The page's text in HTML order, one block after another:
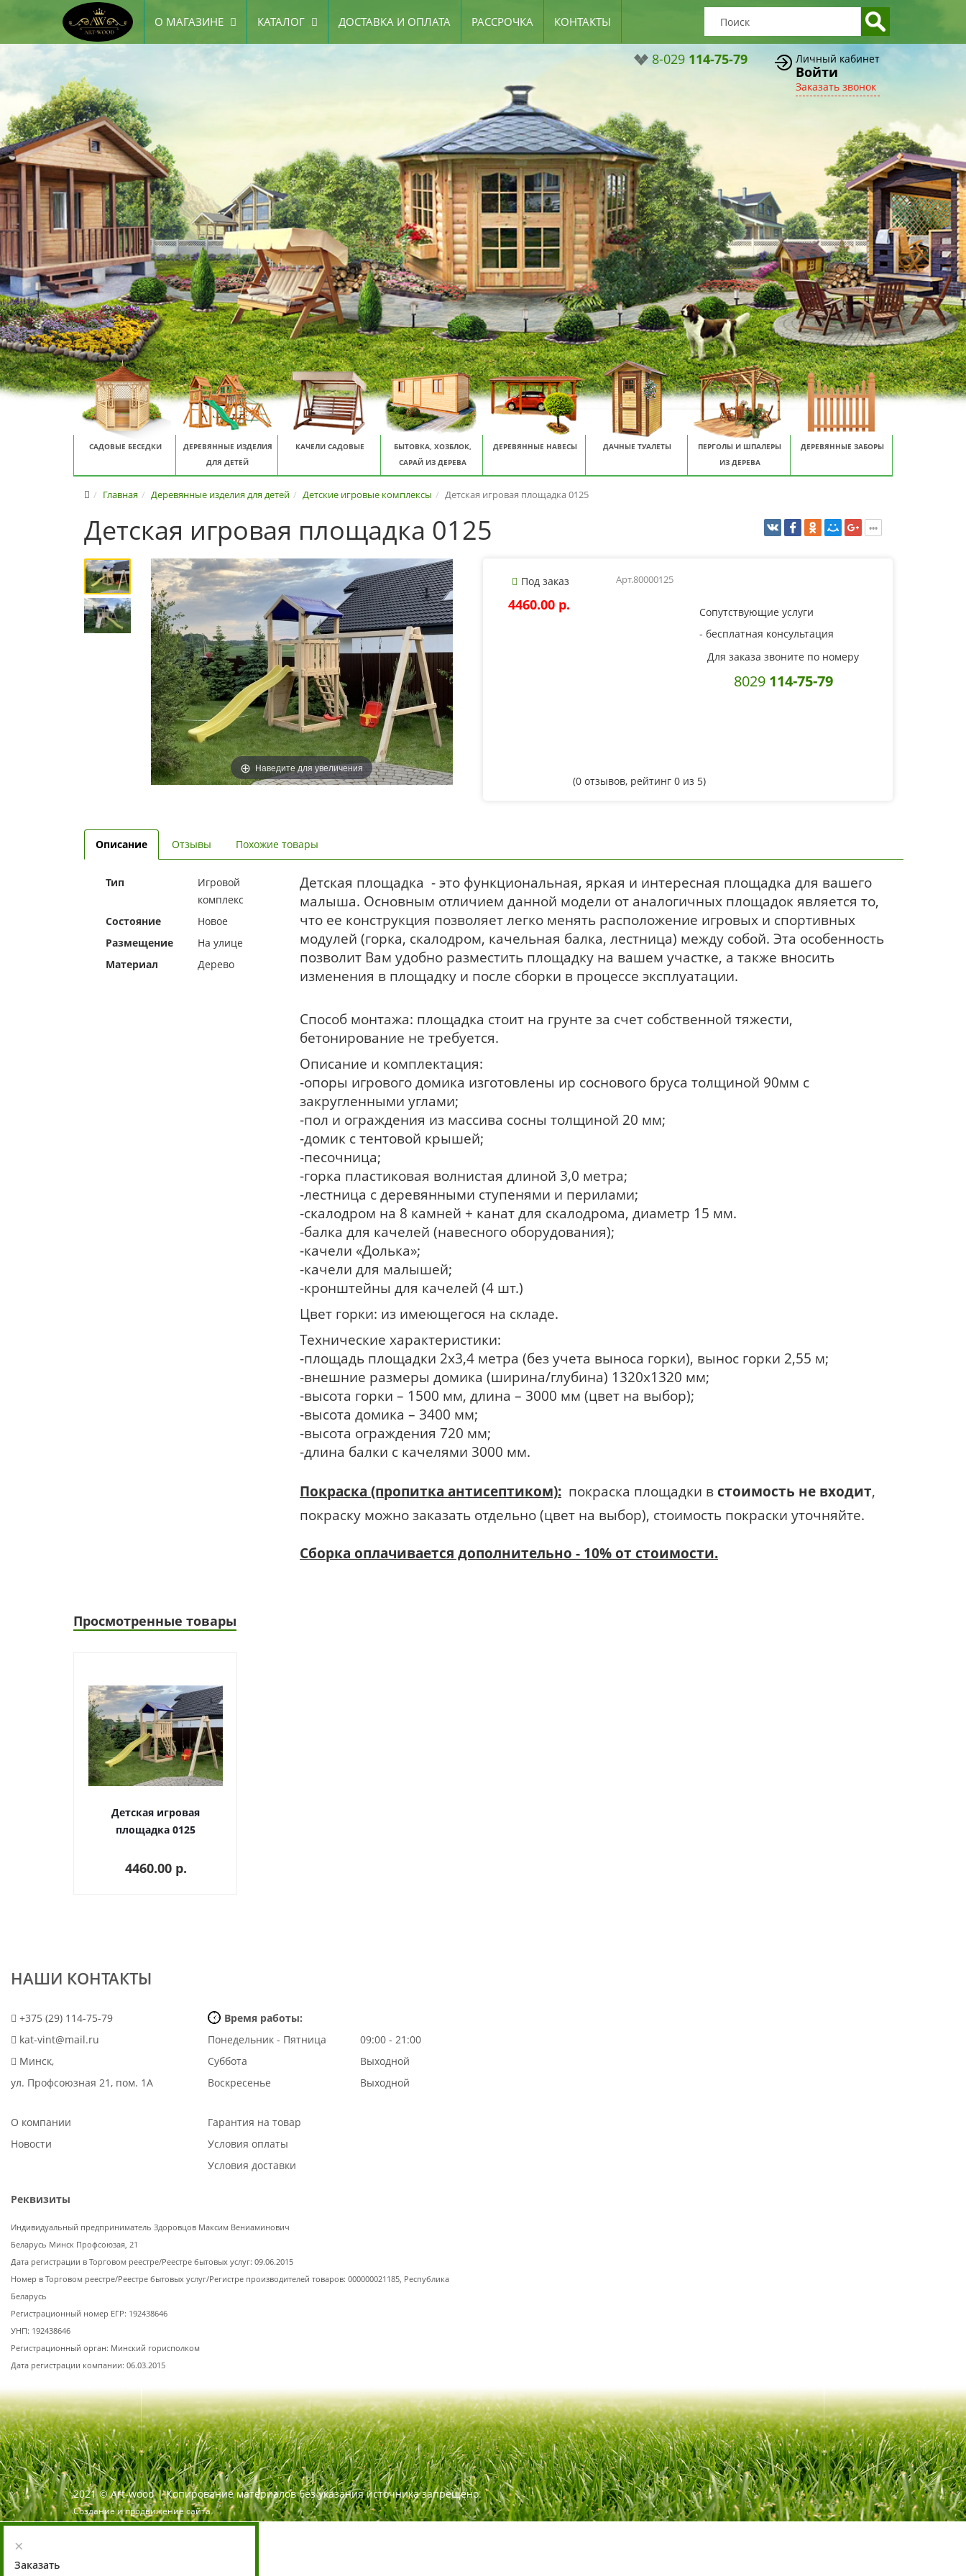
О МАГАЗИНЕ КАТАЛОГ ДОСТАВКА И ОПЛАТА РАССРОЧКА КОНТАКТЫ
8-029 114-75-79 Личный кабинет
Войти
Заказать звонок
САДОВЫЕ БЕСЕДКИ
ДЕРЕВЯННЫЕ ИЗДЕЛИЯ
ДЛЯ ДЕТЕЙ
КАЧЕЛИ САДОВЫЕ
БЫТОВКА, ХОЗБЛОК,
САРАЙ ИЗ ДЕРЕВА
ДЕРЕВЯННЫЕ НАВЕСЫ ДАЧНЫЕ ТУАЛЕТЫ
ПЕРГОЛЫ И ШПАЛЕРЫ
ИЗ ДЕРЕВА
ДЕРЕВЯННЫЕ ЗАБОРЫ
Главная Деревянные изделия для детей Детские игровые комплексы Детская игровая площадка 0125
Детская игровая площадка 0125
Наведите для увеличения
Под заказ Арт.80000125
4460.00 p.
Сопутствующие услуги
- бесплатная консультация
Для заказа звоните по номеру
8029 114-75-79
(0 отзывов, рейтинг 0 из 5)
Описание Отзывы Похожие товары
Тип
Игровой
комплекс
Состояние
Новое
Размещение
На улице
Материал
Дерево
Детская площадка - это функциональная, яркая и интересная площадка для вашего
малыша. Основным отличием данной модели от аналогичных площадок является то,
что ее конструкция позволяет легко менять расположение игровых и спортивных
модулей (горка, скалодром, качельная балка, лестница) между собой. Эта особенность
позволит Вам удобно разместить площадку на вашем участке, а также вносить
изменения в площадку и после сборки в процессе эксплуатации.
Способ монтажа: площадка стоит на грунте за счет собственной тяжести,
бетонирование не требуется.
Описание и комплектация:
-опоры игрового домика изготовлены иp соснового бруса толщиной 90мм с
закругленными углами;
-пол и ограждения из массива сосны толщиной 20 мм;
-домик с тентовой крышей;
-песочница;
-горка пластиковая волнистая длиной 3,0 метра;
-лестница с деревянными ступенями и перилами;
-скалодром на 8 камней + канат для скалодрома, диаметр 15 мм.
-балка для качелей (навесного оборудования);
-качели «Долька»;
-качели для малышей;
-кронштейны для качелей (4 шт.)
Цвет горки: из имеющегося на складе.
Технические характеристики:
-площадь площадки 2х3,4 метра (без учета выноса горки), вынос горки 2,55 м;
-внешние размеры домика (ширина/глубина) 1320х1320 мм;
-высота горки – 1500 мм, длина – 3000 мм (цвет на выбор);
-высота домика – 3400 мм;
-высота ограждения 720 мм;
-длина балки с качелями 3000 мм.
Покраска (пропитка антисептиком): покраска площадки в стоимость не входит,
покраску можно заказать отдельно (цвет на выбор), стоимость покраски уточняйте.
Сборка оплачивается дополнительно - 10% от стоимости.
Просмотренные товары
Детская игровая
площадка 0125
4460.00 p.
НАШИ КОНТАКТЫ
+375 (29) 114-75-79
kat-vint@mail.ru
Минск,
ул. Профсоюзная 21, пом. 1А
Время работы:
Понедельник - Пятница
09:00 - 21:00
Суббота
Выходной
Воскресенье
Выходной
О компании
Новости
Гарантия на товар
Условия оплаты
Условия доставки
Реквизиты
Индивидуальный предприниматель Здоровцов Максим Вениаминович
Беларусь Минск Профсоюзая, 21
Дата регистрации в Торговом реестре/Реестре бытовых услуг: 09.06.2015
Номер в Торговом реестре/Реестре бытовых услуг/Регистре производителей товаров: 000000021185, Республика
Беларусь
Регистрационный номер ЕГР: 192438646
УНП: 192438646
Регистрационный орган: Минский горисполком
Дата регистрации компании: 06.03.2015
2021 ©Art-wood |Копирование материалов без указания источника запрещено.
Создание и продвижение сайта
×
Заказать